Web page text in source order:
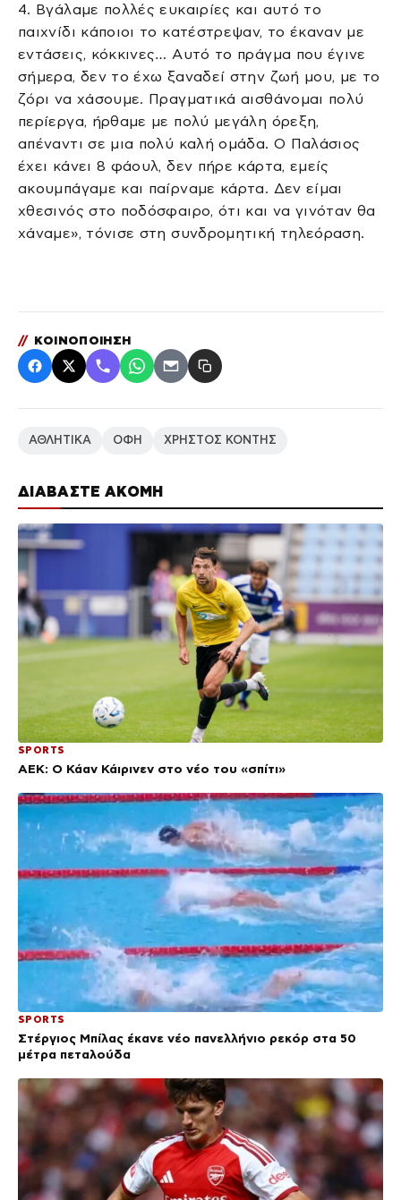
ΔΙΑΒΑΣΤΕ ΑΚΟΜΗ
SPORTS
ΑΕΚ: Ο Κάαν Κάιρινεν στο νέο του «σπίτι»
SPORTS
Στέργιος Μπίλας έκανε νέο πανελλήνιο ρεκόρ στα 50
μέτρα πεταλούδα
4. Βγάλαμε πολλές ευκαιρίες και αυτό το
παιχνίδι κάποιοι το κατέστρεψαν, το έκαναν με
εντάσεις, κόκκινες… Αυτό το πράγμα που έγινε
σήμερα, δεν το έχω ξαναδεί στην ζωή μου, με το
ζόρι να χάσουμε. Πραγματικά αισθάνομαι πολύ
περίεργα, ήρθαμε με πολύ μεγάλη όρεξη,
απέναντι σε μια πολύ καλή ομάδα. Ο Παλάσιος
έχει κάνει 8 φάουλ, δεν πήρε κάρτα, εμείς
ακουμπάγαμε και παίρναμε κάρτα. Δεν είμαι
χθεσινός στο ποδόσφαιρο, ότι και να γινόταν θα
χάναμε», τόνισε στη συνδρομητική τηλεόραση.
// ΚΟΙΝΟΠΟΙΗΣΗ
ΑΘΛΗΤΙΚΑ ΟΦΗ ΧΡΗΣΤΟΣ ΚΟΝΤΗΣ